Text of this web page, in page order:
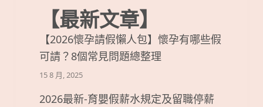
【最新文章】
【2026懷孕請假懶人包】懷孕有哪些假
可請？8個常見問題總整理
15 8 月, 2025
2026最新-育嬰假薪水規定及留職停薪